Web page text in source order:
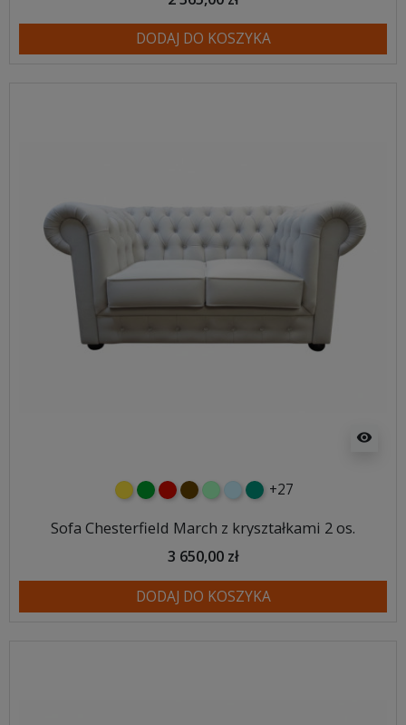
DODAJ DO KOSZYKA
visibility
żółtyzielonyczerwony
czekoladowy
miętowybłękitny
turkusowy
+27
Sofa Chesterfield March z kryształkami 2 os.
3 650,00 zł
DODAJ DO KOSZYKA